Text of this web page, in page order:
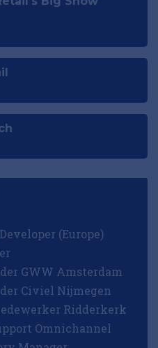
(Europe)
GWW Amsterdam
Civiel Nijmegen
Ridderkerk
Omnichannel